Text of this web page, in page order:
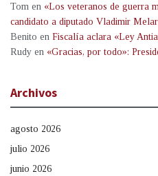
Tom en «Los veteranos de guerra
candidato a diputado Vladimir
Benito en Fiscalía aclara «Ley
Rudy en «Gracias, por todo»:
Archivos
agosto 2026
julio 2026
junio 2026